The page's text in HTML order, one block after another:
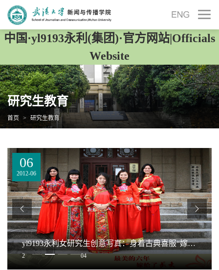
中国·yl9193永利(集团)·官方网站|Officials
Website
研究生教育
首页 > 研究生教育
1
18
yl9193永利女研究生创意写真：身着古典喜服“嫁给武大”
2 04
06
2012-06
3
26
4
27